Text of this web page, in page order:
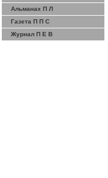
Альманах П Л
Газета П П С
Журнал П Е В